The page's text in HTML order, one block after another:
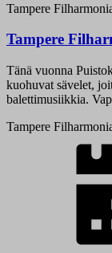
Tampere
Tampere
Tänä vuonna
kuohuvat sävelet,
balettimusiikkia.
Tampere